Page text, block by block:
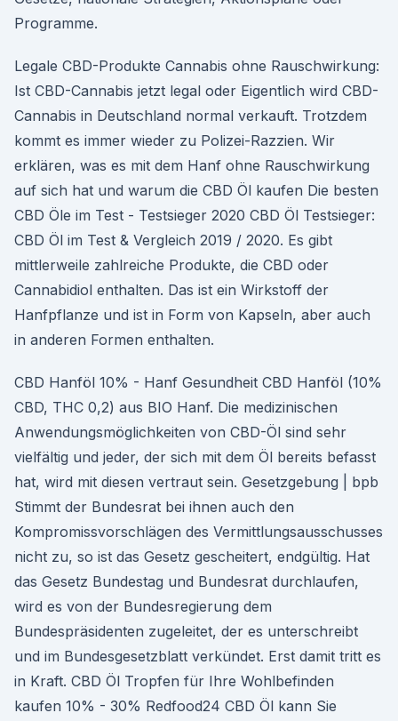
Programme.
Legale CBD-Produkte Cannabis ohne Rauschwirkung:
Ist CBD-Cannabis jetzt legal oder Eigentlich wird CBD-
Cannabis in Deutschland normal verkauft. Trotzdem
kommt es immer wieder zu Polizei-Razzien. Wir
erklären, was es mit dem Hanf ohne Rauschwirkung
auf sich hat und warum die CBD Öl kaufen Die besten
CBD Öle im Test - Testsieger 2020 CBD Öl Testsieger:
CBD Öl im Test & Vergleich 2019 / 2020. Es gibt
mittlerweile zahlreiche Produkte, die CBD oder
Cannabidiol enthalten. Das ist ein Wirkstoff der
Hanfpflanze und ist in Form von Kapseln, aber auch
in anderen Formen enthalten.
CBD Hanföl 10% - Hanf Gesundheit CBD Hanföl (10%
CBD, THC 0,2) aus BIO Hanf. Die medizinischen
Anwendungsmöglichkeiten von CBD-Öl sind sehr
vielfältig und jeder, der sich mit dem Öl bereits befasst
hat, wird mit diesen vertraut sein. Gesetzgebung | bpb
Stimmt der Bundesrat bei ihnen auch den
Kompromissvorschlägen des Vermittlungsausschusses
nicht zu, so ist das Gesetz gescheitert, endgültig. Hat
das Gesetz Bundestag und Bundesrat durchlaufen,
wird es von der Bundesregierung dem
Bundespräsidenten zugeleitet, der es unterschreibt
und im Bundesgesetzblatt verkündet. Erst damit tritt es
in Kraft. CBD Öl Tropfen für Ihre Wohlbefinden
kaufen 10% - 30% Redfood24 CBD Öl kann Sie